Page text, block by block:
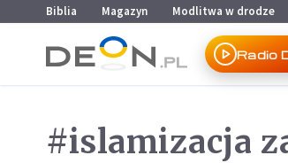
Przejdź do menu głównego
Przejdź do treści
Biblia Magazyn Modlitwa w drodze
Radio
#islamizacja